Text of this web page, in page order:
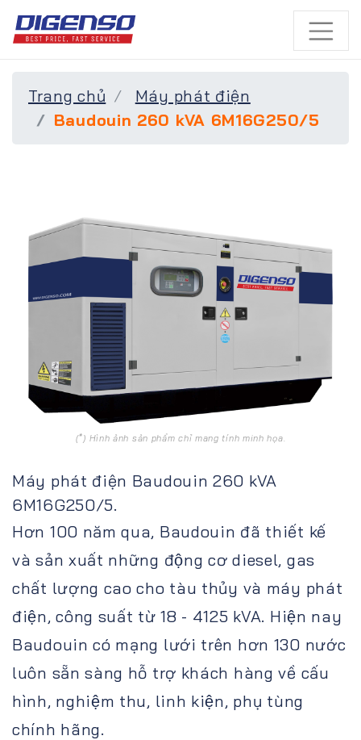
Trang chủ
Máy phát điện
Baudouin 260 kVA 6M16G250/5
(*) Hình ảnh sản phẩm chỉ mang tính minh họa.
Máy phát điện Baudouin 260 kVA
6M16G250/5.
Hơn 100 năm qua, Baudouin đã thiết kế
và sản xuất những động cơ diesel, gas
chất lượng cao cho tàu thủy và máy phát
điện, công suất từ 18 - 4125 kVA. Hiện nay
Baudouin có mạng lưới trên hơn 130 nước
luôn sẵn sàng hỗ trợ khách hàng về cấu
hình, nghiệm thu, linh kiện, phụ tùng
chính hãng.